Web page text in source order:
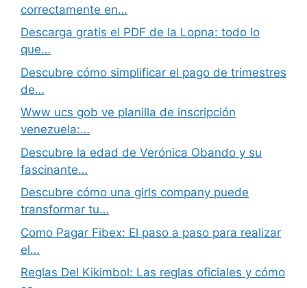
correctamente en…
Descarga gratis el PDF de la Lopna: todo lo
que…
Descubre cómo simplificar el pago de trimestres
de…
Www ucs gob ve planilla de inscripción
venezuela:…
Descubre la edad de Verónica Obando y su
fascinante…
Descubre cómo una girls company puede
transformar tu…
Como Pagar Fibex: El paso a paso para realizar
el…
Reglas Del Kikimbol: Las reglas oficiales y cómo